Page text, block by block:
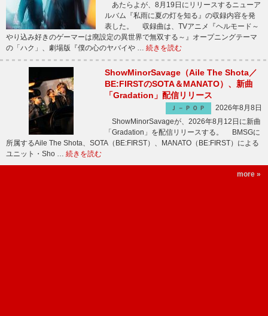
あたらよが、8月19日にリリースするニューア
ルバム『私雨に夏の灯を知る』の収録内容を発
表した。 収録曲は、TVアニメ『ヘルモード～
やり込み好きのゲーマーは廃設定の異世界で無双する～』オープニングテーマ
の「ハク」、劇場版『僕の心のヤバイや … 続きを読む
ShowMinorSavage（Aile The Shota／
BE:FIRSTのSOTA＆MANATO）、新曲
「Gradation」配信リリース
Ｊ－ＰＯＰ
2026年8月8日
ShowMinorSavageが、2026年8月12日に新曲
「Gradation」を配信リリースする。 BMSGに
所属するAile The Shota、SOTA（BE:FIRST）、MANATO（BE:FIRST）による
ユニット・Sho … 続きを読む
more »